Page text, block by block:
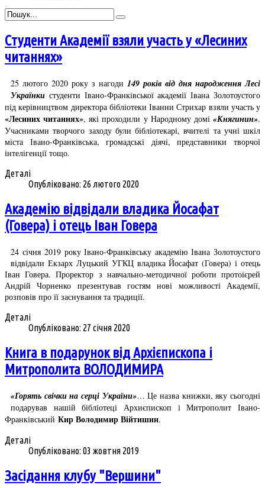
Студенти Академії взяли участь у «Лесиних
читаннях»
25 лютого 2020 року з нагоди 149 років від дня народження Лесі
Українки студенти Івано-Франківської академії Івана Золотоустого
під керівництвом директора бібліотеки Іванни Стрихар взяли участь у
«Лесиних читаннях», які проходили у Народному домі«Княгинин».
Учасниками творчого заходу були бібліотекарі, вчителі та учні шкіл
міста Івано-Франківська, громадські діячі, представники творчої
інтелігенції тощо.
Деталі
Опубліковано: 26 лютого 2020
Академію відвідали владика Йосафат
(Говера) і отець Іван Говера
24 січня 2019 року Івано-Франківську академію Івана Золотоустого
відвідали Екзарх Луцький УГКЦ владика Йосафат (Говера) і отець
Іван Говера. Проректор з навчально-методичної роботи протоієрей
Андрій Чорненко презентував гостям нові можливості Академії,
розповів про її заснування та традиції.
Деталі
Опубліковано: 27 січня 2020
Книга в подарунок від Архієпископа і
Митрополита ВОЛОДИМИРА
«Горять свічки на серці України»… Це назва книжки, яку сьогодні
подарував нашій бібліотеці Архиєпископ і Митрополит Івано-
Франківський Кир Володимир Війтишин.
Деталі
Опубліковано: 03 жовтня 2019
Засідання клубу "Вершини"